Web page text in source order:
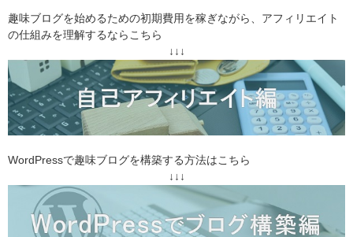
趣味ブログを始めるための初期費用を稼ぎながら、アフィリエイト
の仕組みを理解するならこちら
↓↓↓
WordPressで趣味ブログを構築する方法はこちら
↓↓↓